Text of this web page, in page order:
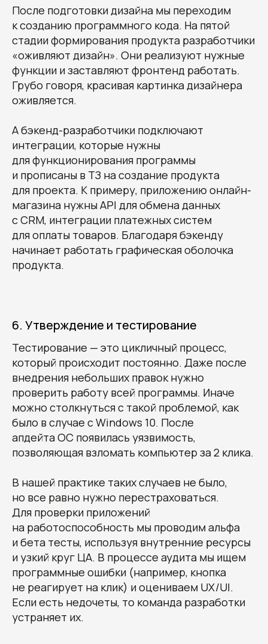
После подготовки дизайна мы переходим
к созданию программного кода. На пятой
стадии формирования продукта разработчики
«оживляют дизайн». Они реализуют нужные
функции и заставляют фронтенд работать.
Грубо говоря, красивая картинка дизайнера
оживляется.
А бэкенд-разработчики подключают
интеграции, которые нужны
для функционирования программы
и прописаны в ТЗ на создание продукта
для проекта. К примеру, приложению онлайн-
магазина нужны API для обмена данных
с CRM, интеграции платежных систем
для оплаты товаров. Благодаря бэкенду
начинает работать графическая оболочка
продукта.
6. Утверждение и тестирование
Тестирование — это цикличный процесс,
который происходит постоянно. Даже после
внедрения небольших правок нужно
проверить работу всей программы. Иначе
можно столкнуться с такой проблемой, как
было в случае с Windows 10. После
апдейта ОС появилась уязвимость,
позволяющая взломать компьютер за 2 клика.
В нашей практике таких случаев не было,
но все равно нужно перестраховаться.
Для проверки приложений
на работоспособность мы проводим альфа
и бета тесты, используя внутренние ресурсы
и узкий круг ЦА. В процессе аудита мы ищем
программные ошибки (например, кнопка
не реагирует на клик) и оцениваем UX/UI.
Если есть недочеты, то команда разработки
устраняет их.